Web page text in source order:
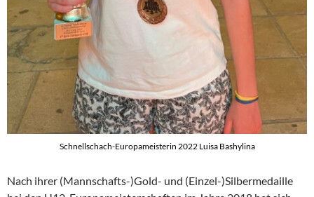
Schnellschach-Europameisterin 2022 Luisa Bashylina
Nach ihrer (Mannschafts-)Gold- und (Einzel-)Silbermedaille